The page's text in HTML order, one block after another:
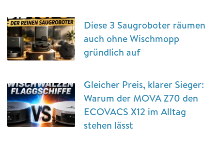
Diese 3 Saugroboter räumen
auch ohne Wischmopp
gründlich auf
Gleicher Preis, klarer Sieger:
Warum der MOVA Z70 den
ECOVACS X12 im Alltag
stehen lässt